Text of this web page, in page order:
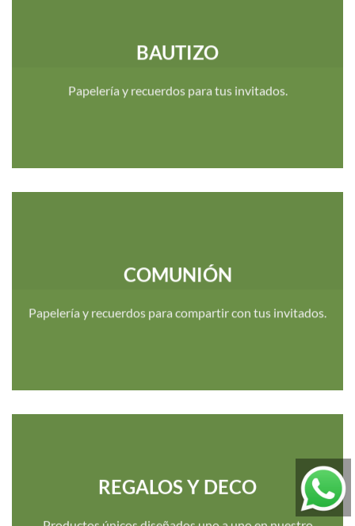
BAUTIZO
Papelería y recuerdos para tus invitados.
COMUNIÓN
Papelería y recuerdos para compartir con tus invitados.
REGALOS Y DECO